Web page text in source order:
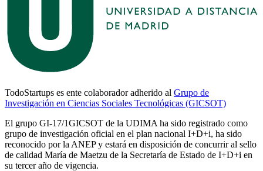
TodoStartups es ente colaborador adherido al Grupo de
Investigación en Ciencias Sociales Tecnológicas (GICSOT)
El grupo GI-17/1GICSOT de la UDIMA ha sido registrado como
grupo de investigación oficial en el plan nacional I+D+i, ha sido
reconocido por la ANEP y estará en disposición de concurrir al sello
de calidad María de Maetzu de la Secretaría de Estado de I+D+i en
su tercer año de vigencia.